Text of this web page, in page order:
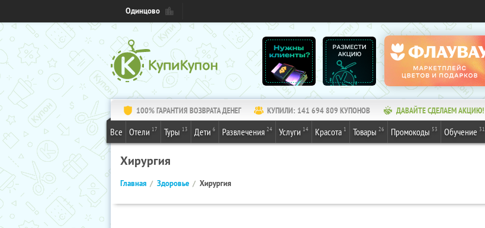
Одинцово
100% ГАРАНТИЯ ВОЗВРАТА ДЕНЕГ КУПИЛИ: 141 694 809 КУПОНОВ ДАВАЙТЕ СДЕЛАЕМ АКЦИЮ!
Все Отели 17 Туры 13 Дети 6 Развлечения 24 Услуги 14 Красота 1 Товары 26 Промокоды 53 Обучение 31
Хирургия
Главная Здоровье Хирургия